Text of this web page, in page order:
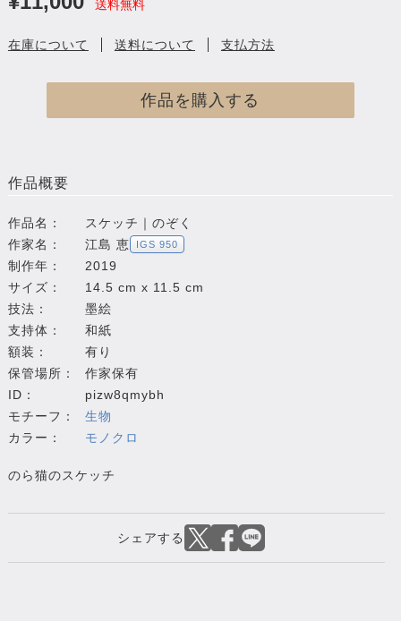
送料無料
作品を購入する
在庫について 送料について 支払方法
作品概要
作品名：
スケッチ｜のぞく
作家名：
江島 恵 IGS 950
制作年：
2019
サイズ：
14.5 cm x 11.5 cm
技法：
墨絵
支持体：
和紙
額装：
有り
保管場所：
作家保有
ID：
pizw8qmybh
モチーフ：
生物
カラー：
モノクロ
のら猫のスケッチ